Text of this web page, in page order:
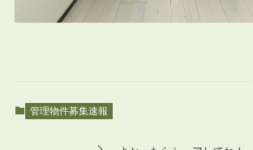
管理物件募集速報